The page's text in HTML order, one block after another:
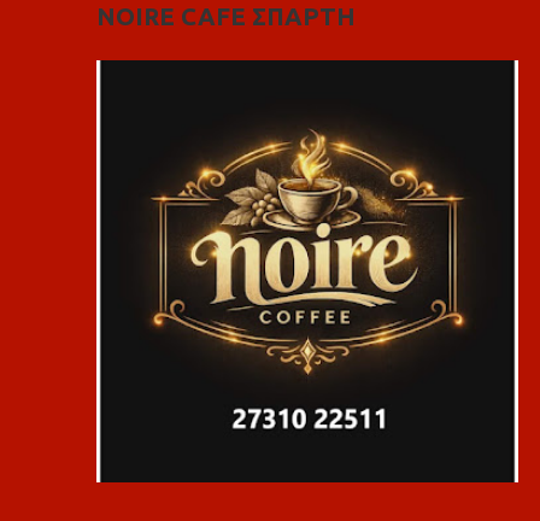
NOIRE CAFE ΣΠΑΡΤΗ